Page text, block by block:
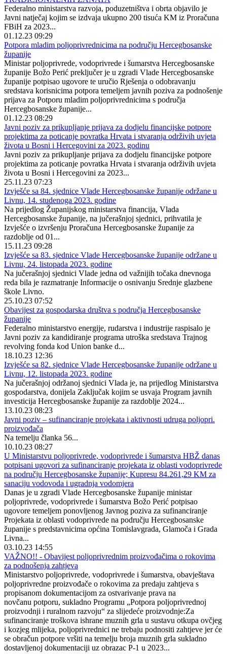
Federalno ministarstva razvoja, poduzetništva i obrta objavilo je
Javni natječaj kojim se izdvaja ukupno 200 tisuća KM iz Proračuna
FBiH za 2023...
01.12.23 09:29
Potpora mladim poljoprivrednicima na području Hercegbosanske
županije
Ministar poljoprivrede, vodoprivrede i šumarstva Hercegbosanske
županije Božo Perić preključer je u zgradi Vlade Hercegbosanske
županije potpisao ugovore te uručio Rješenja o odobravanju
sredstava korisnicima potpora temeljem javnih poziva za podnošenje
prijava za Potporu mladim poljoprivrednicima s područja
Hercegbosanske županije...
01.12.23 08:29
Javni poziv za prikupljanje prijava za dodjelu financijske potpore
projektima za poticanje povratka Hrvata i stvaranja održivih uvjeta
života u Bosni i Hercegovini za 2023. godinu
Javni poziv za prikupljanje prijava za dodjelu financijske potpore
projektima za poticanje povratka Hrvata i stvaranja održivih uvjeta
života u Bosni i Hercegovini za 2023...
25.11.23 07:23
Izvješće sa 84. sjednice Vlade Hercegbosanske županije održane u
Livnu, 14. studenoga 2023. godine
Na prijedlog Županijskog ministarstva financija, Vlada
Hercegbosanske županije, na jučerašnjoj sjednici, prihvatila je
Izvješće o izvršenju Proračuna Hercegbosanske županije za
razdoblje od 01...
15.11.23 09:28
Izvješće sa 83. sjednice Vlade Hercegbosanske županije održane u
Livnu, 24. listopada 2023. godine
Na jučerašnjoj sjednici Vlade jedna od važnijih točaka dnevnoga
reda bila je razmatranje Informacije o osnivanju Srednje glazbene
škole Livno.
25.10.23 07:52
Obavijest za gospodarska društva s područja Hercegbosanske
županije
Federalno ministarstvo energije, rudarstva i industrije raspisalo je
Javni poziv za kandidiranje programa utroška sredstava Trajnog
revolving fonda kod Union banke d...
18.10.23 12:36
Izvješće sa 82. sjednice Vlade Hercegbosanske županije održane u
Livnu, 12. listopada 2023. godine
Na jučerašnjoj održanoj sjednici Vlada je, na prijedlog Ministarstva
gospodarstva, donijela Zaključak kojim se usvaja Program javnih
investicija Hercegbosanske županije za razdoblje 2024...
13.10.23 08:23
Javni poziv – sufinanciranje projekata i aktivnosti udruga poljopri.
proizvođača
Na temelju članka 56...
10.10.23 08:27
U Ministarstvu poljoprivrede, vodoprivrede i šumarstva HBŽ danas
potpisani ugovori za sufinanciranje projekata iz oblasti vodoprivrede
na području Hercegbosanske županije; Kupresu 84.261,29 KM za
sanaciju vodovoda i ugradnja vodomjera
Danas je u zgradi Vlade Hercegbosanske županije ministar
poljoprivrede, vodoprivrede i šumarstva Božo Perić potpisao
ugovore temeljem ponovljenog Javnog poziva za sufinanciranje
Projekata iz oblasti vodoprivrede na području Hercegbosanske
županije s predstavnicima općina Tomislavgrada, Glamoča i Grada
Livna...
03.10.23 14:55
VAŽNO!! - Obavijest poljoprivrednim proizvođačima o rokovima
za podnošenja zahtjeva
Ministarstvo poljoprivrede, vodoprivrede i šumarstva, obavještava
poljoprivredne proizvođače o rokovima za predaju zahtjeva s
propisanom dokumentacijom za ostvarivanje prava na
novčanu potporu, sukladno Programu „Potpora poljoprivrednoj
proizvodnji i ruralnom razvoju“ za slijedeće proizvodnje:Za
sufinanciranje troškova ishrane muznih grla u sustavu otkupa ovčjeg
i kozjeg mlijeka, poljoprivrednici ne trebaju podnositi zahtjeve jer će
se obračun potpore vršiti na temelju broja muznih grla sukladno
dostavljenoj dokumentaciji uz obrazac P-1 u 2023...